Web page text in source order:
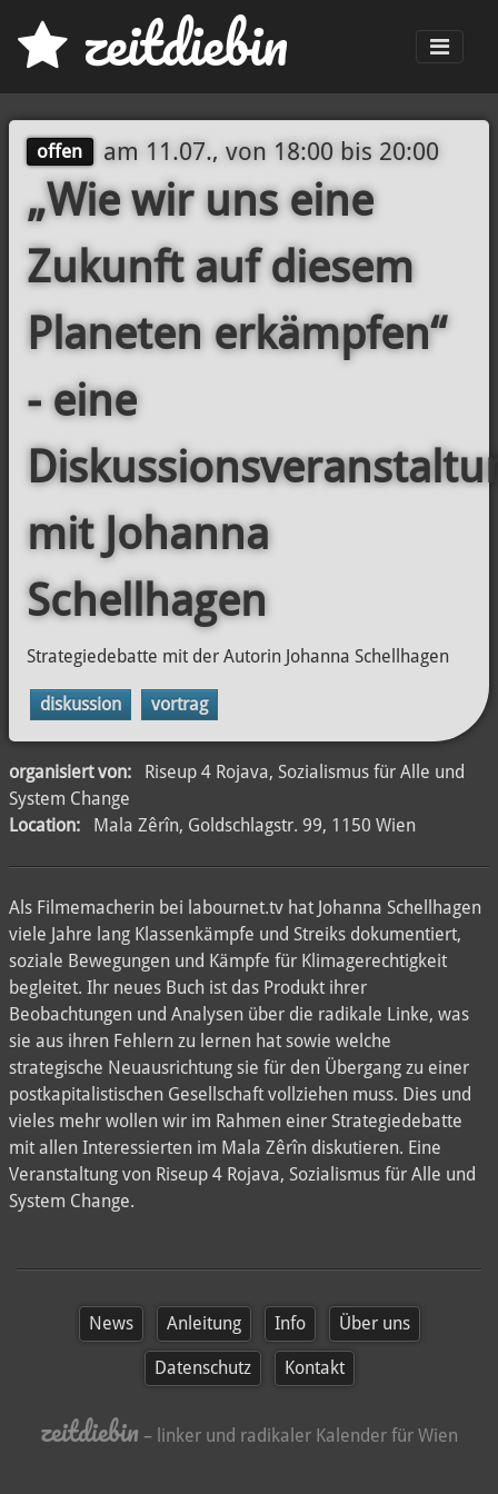
zeitdiebin
offen am 11.07., von 18:00 bis 20:00
„Wie wir uns eine
Zukunft auf diesem
Planeten erkämpfen“
- eine
mit Johanna
Schellhagen
Strategiedebatte mit der Autorin Johanna Schellhagen
diskussion vortrag
organisiert von:
Riseup 4 Rojava, Sozialismus für Alle und
System Change
Location:
Mala Zêrîn, Goldschlagstr. 99, 1150 Wien
Als Filmemacherin bei labournet.tv hat Johanna Schellhagen
viele Jahre lang Klassenkämpfe und Streiks dokumentiert,
soziale Bewegungen und Kämpfe für Klimagerechtigkeit
begleitet. Ihr neues Buch ist das Produkt ihrer
Beobachtungen und Analysen über die radikale Linke, was
sie aus ihren Fehlern zu lernen hat sowie welche
strategische Neuausrichtung sie für den Übergang zu einer
postkapitalistischen Gesellschaft vollziehen muss. Dies und
vieles mehr wollen wir im Rahmen einer Strategiedebatte
mit allen Interessierten im Mala Zêrîn diskutieren. Eine
Veranstaltung von Riseup 4 Rojava, Sozialismus für Alle und
System Change.
News Anleitung Info Über uns
Datenschutz Kontakt
zeitdiebin – linker und radikaler Kalender für Wien